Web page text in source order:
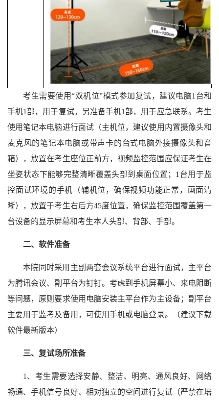
考生需要使用“双机位”模式参加复试，建议电脑1台和
手机1部，用于复试，另准备手机1部，用于应急联系。考生
使用笔记本电脑进行面试（主机位，建议使用内置摄像头和
麦克风的笔记本电脑或带声卡的台式电脑外接摄像头和音
箱），放置在考生座位正前方，视频监控范围应保证考生在
坐姿状态下能够完整清晰覆盖头部到桌面位置；1台用于监
控面试环境的手机（辅机位，确保视频功能正常，画面清
晰），放置于考生右后方45度位置，确保监控范围覆盖第一
台设备的显示屏幕和考生本人头部、背部、手部。
二、软件准备
本院同时采用主副两套会议系统平台进行面试，主平台
为腾讯会议、副平台为钉钉。考虑到手机屏幕小、来电阻断
等问题，原则要求使用电脑安装主平台作为主设备；副平台
主要用于监考及备用，可使用手机或电脑登录。（建议下载
软件最新版本）
三、复试场所准备
1、考生需要选择安静、整洁、明亮、通风良好、网络
畅通、手机信号良好、相对独立的空间进行复试（严禁在培